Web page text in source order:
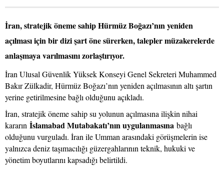
İran, stratejik öneme sahip Hürmüz Boğazı’nın yeniden
açılması için bir dizi şart öne sürerken, talepler müzakerelerde
anlaşmaya varılmasını zorlaştırıyor.
İran Ulusal Güvenlik Yüksek Konseyi Genel Sekreteri Muhammed
Bakır Zülkadir, Hürmüz Boğazı’nın yeniden açılmasının altı şartın
yerine getirilmesine bağlı olduğunu açıkladı.
İran, stratejik öneme sahip su yolunun açılmasına ilişkin nihai
kararın İslamabad Mutabakatı’nın uygulanmasına bağlı
olduğunu vurguladı. İran ile Umman arasındaki görüşmelerin ise
yalnızca deniz taşımacılığı güzergahlarının teknik, hukuki ve
yönetim boyutlarını kapsadığı belirtildi.